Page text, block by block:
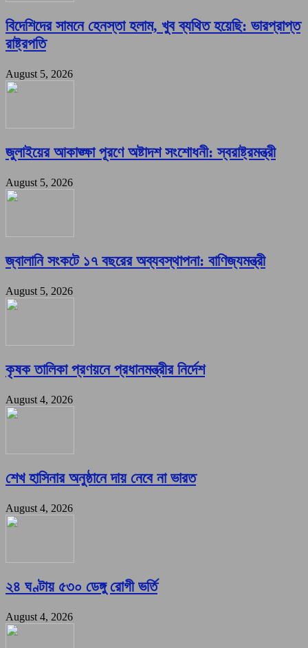
বিদেশিদের সামনে হেনস্তা হলাম, খুব ব্যথিত হয়েছি: ভারপ্রাপ্ত
রাষ্ট্রপতি
August 5, 2026
জুলাইয়ের আকাঙ্ক্ষা পূরণে অষ্টাদশ সংশোধনী: স্বরাষ্ট্রমন্ত্রী
August 5, 2026
জ্বালানি সংকটে ১৭ বছরের অব্যবস্থাপনা: বাণিজ্যমন্ত্রী
August 5, 2026
কৃষক তালিকা প্রণয়নে প্রধানমন্ত্রীর নির্দেশ
August 4, 2026
শেখ হাসিনার অনুষ্ঠানে দায় নেবে না ভারত
August 4, 2026
২৪ ঘণ্টায় ৫৩০ ডেঙ্গু রোগী ভর্তি
August 4, 2026